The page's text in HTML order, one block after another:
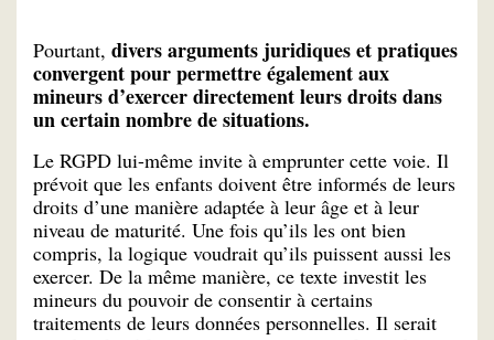
Pourtant, divers arguments juridiques et pratiques
convergent pour permettre également aux
mineurs d’exercer directement leurs droits dans
un certain nombre de situations.
Le RGPD lui-même invite à emprunter cette voie. Il
prévoit que les enfants doivent être informés de leurs
droits d’une manière adaptée à leur âge et à leur
niveau de maturité. Une fois qu’ils les ont bien
compris, la logique voudrait qu’ils puissent aussi les
exercer. De la même manière, ce texte investit les
mineurs du pouvoir de consentir à certains
traitements de leurs données personnelles. Il serait